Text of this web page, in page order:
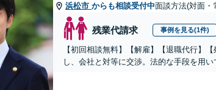
浜松市 からも相談受付中面談方法(対面・
残業代請求 事例を見る(1件)
【初回相談無料】【解雇】【退職代行】
し、会社と対等に交渉。法的な手段を用い